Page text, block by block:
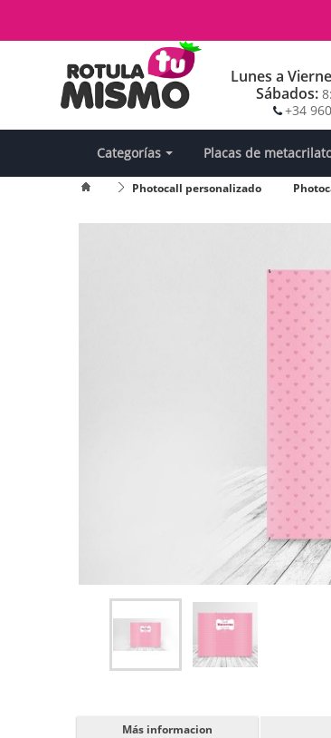
Lunes a
Sábados:
+34
Categorías Placas de
Photocall personalizado
Más informacion